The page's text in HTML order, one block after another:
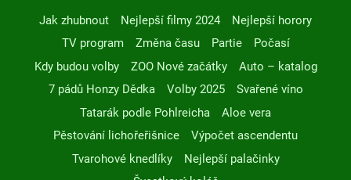
Jak zhubnout Nejlepší filmy 2024
Nejlepší horory
TV program
Změna času Partie
Počasí
Kdy budou volby
ZOO Nové začátky
Auto – katalog
7 pádů Honzy Dědka
Volby 2025
Svařené víno
Tatarák podle Pohlreicha
Aloe vera
Pěstování lichořeřišnice
Výpočet ascendentu
Tvarohové knedlíky
Nejlepší palačinky